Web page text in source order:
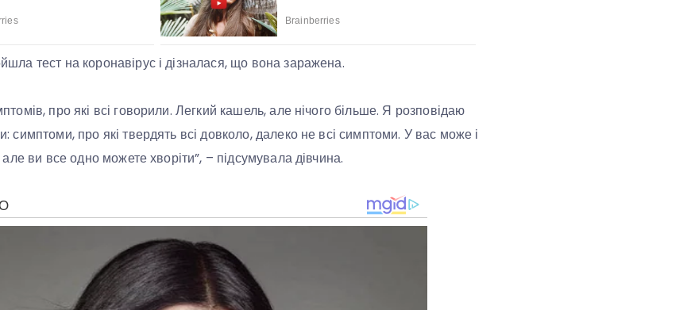
тест на коронавірус і дізналася, що вона заражена.
про які всі говорили. Легкий кашель, але нічого більше. Я розповідаю
про які твердять всі довколо, далеко не всі симптоми. У вас може і
ви все одно можете хворіти”, – підсумувала дівчина.